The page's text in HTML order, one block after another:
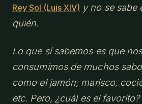
Rey Sol (Luis XIV) y no se sabe
quién.
Lo que sí sabemos es que
consumimos de muchos
como el jamón, marisco,
etc. Pero, ¿cuál es el favorito?